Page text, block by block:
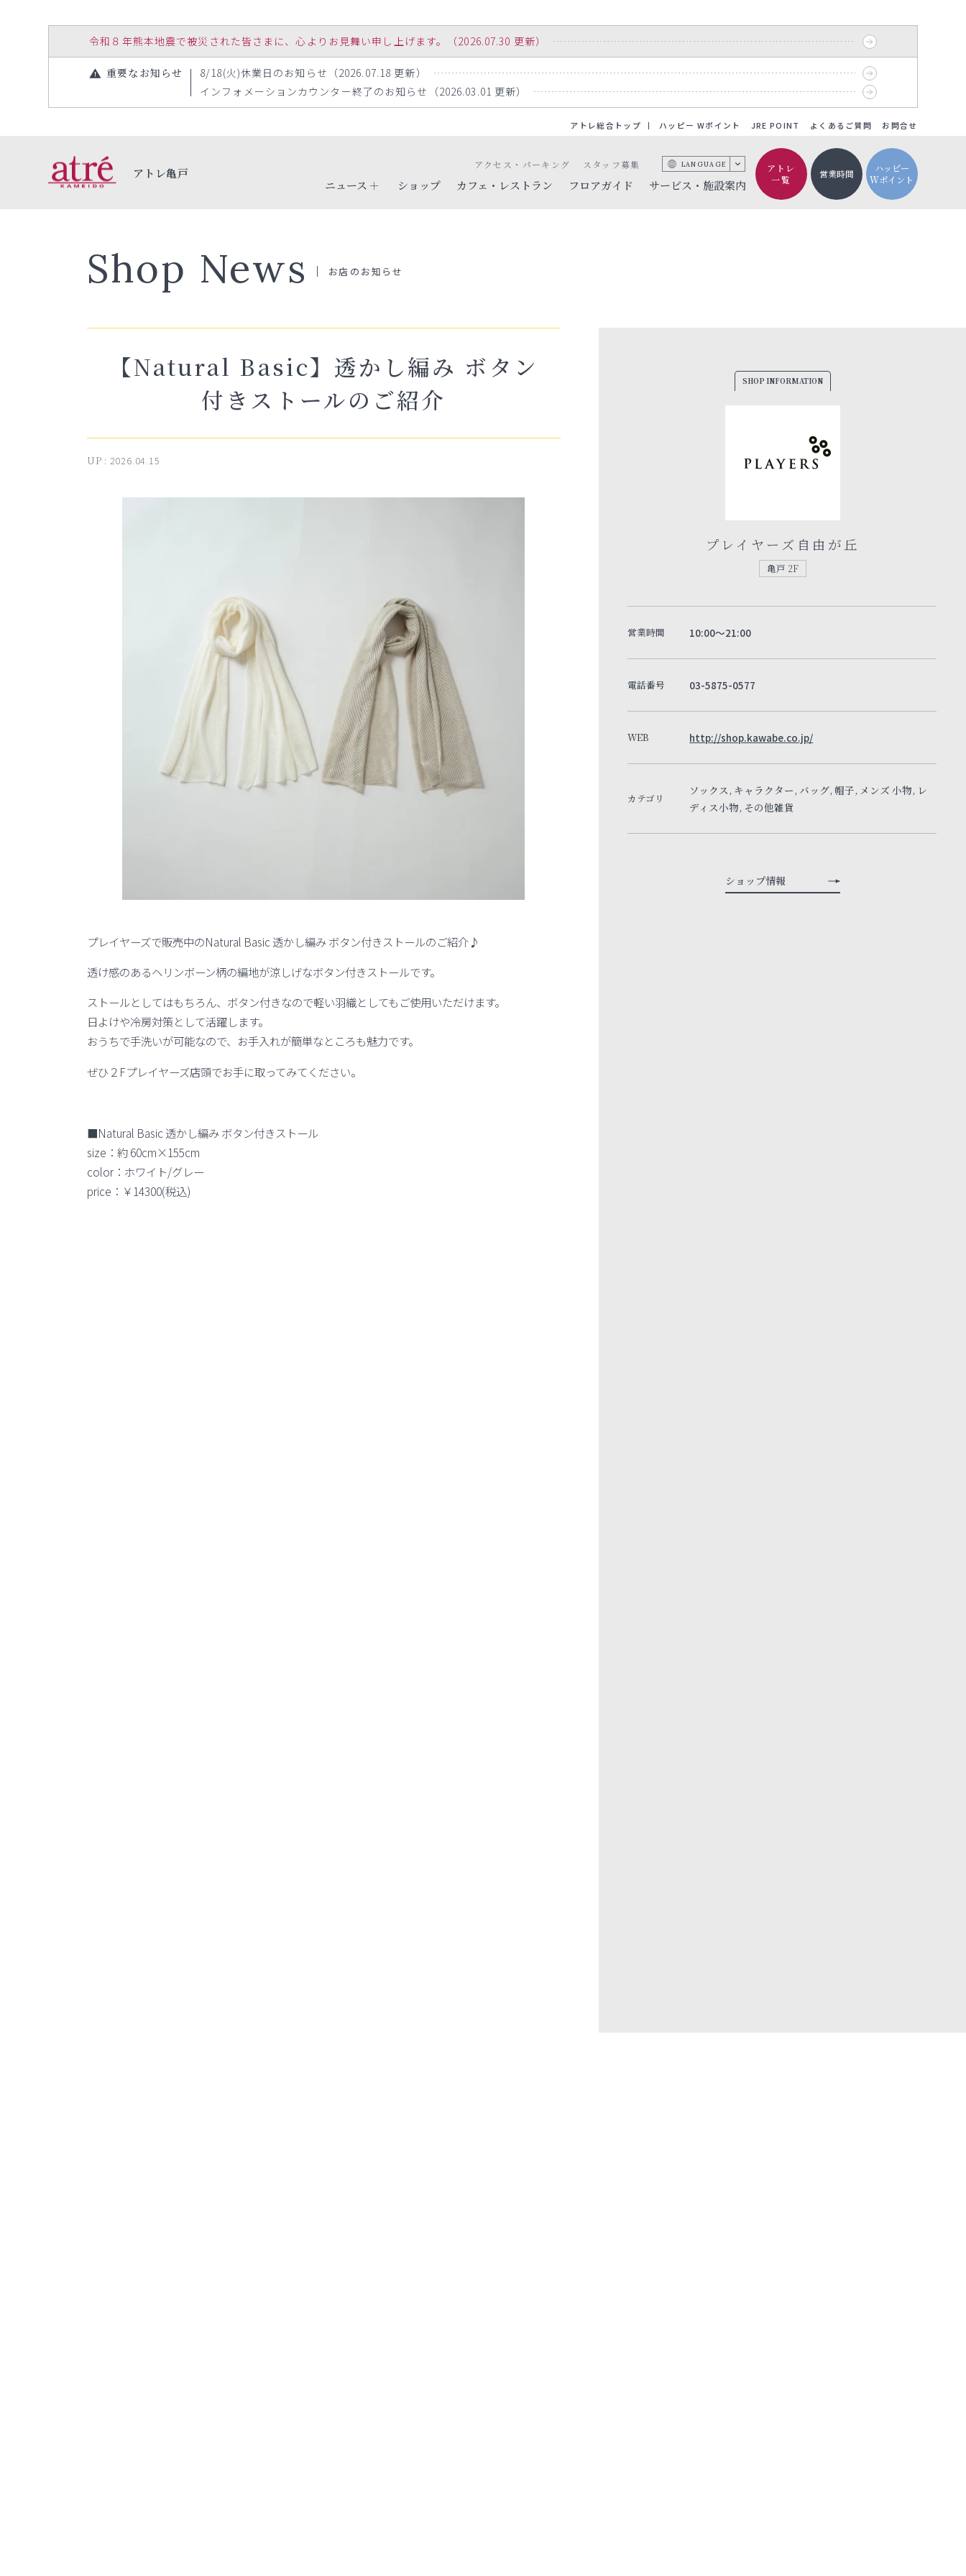
令和８年熊本地震で被災された皆さまに、心よりお見舞い申し上げます。（2026.07.30 更新）
重要なお知らせ
8/18(火)休業日のお知らせ（2026.07.18 更新）
インフォメーションカウンター終了のお知らせ（2026.03.01 更新）
アトレ総合トップ ハッピー Wポイント JRE POINT よくあるご質問 お問合せ
アトレ亀戸
ニュース
ショップ カフェ・レストラン フロアガイド サービス・施設案内
アクセス・パーキング スタッフ募集 LANGUAGE
アトレ
一覧
営業時間
ハッピー
Wポイント
Shop News お店のお知らせ
【Natural Basic】透かし編み ボタン
付きストールのご紹介
UP : 2026.04.15
プレイヤーズで販売中のNatural Basic 透かし編み ボタン付きストールのご紹介♪
透け感のあるヘリンボーン柄の編地が涼しげなボタン付きストールです。
ストールとしてはもちろん、ボタン付きなので軽い羽織としてもご使用いただけます。
日よけや冷房対策として活躍します。
おうちで手洗いが可能なので、お手入れが簡単なところも魅力です。
ぜひ２Fプレイヤーズ店頭でお手に取ってみてください。
■Natural Basic 透かし編み ボタン付きストール
size：約 60cm×155cm
color：ホワイト/グレー
price：￥14300(税込)
SHOP INFORMATION
プレイヤーズ自由が丘
亀戸 2F
営業時間 10:00～21:00
電話番号 03-5875-0577
WEB http://shop.kawabe.co.jp/
カテゴリ
ソックス, キャラクター, バッグ, 帽子, メンズ 小物, レ
ディス小物, その他雑貨
ショップ情報